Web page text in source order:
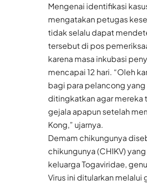
Mengenai identifikasi
mengatakan petugas
tidak selalu dapat
tersebut di pos
karena masa inkubasi
mencapai 12 hari. “Oleh
bagi para pelancong
ditingkatkan agar mereka
gejala apapun setelah
Kong,” ujarnya.
Demam chikungunya
chikungunya (CHIKV)
keluarga Togaviridae,
Virus ini ditularkan melalui